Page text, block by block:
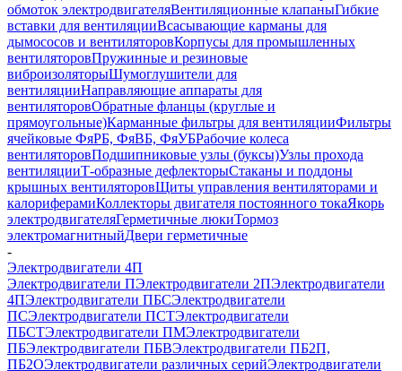
обмоток электродвигателяВентиляционные клапаныГибкие
вставки для вентиляцииВсасывающие карманы для
дымососов и вентиляторовКорпусы для промышленных
вентиляторовПружинные и резиновые
виброизоляторыШумоглушители для
вентиляцииНаправляющие аппараты для
вентиляторовОбратные фланцы (круглые и
прямоугольные)Карманные фильтры для вентиляцииФильтры
ячейковые ФяРБ, ФяВБ, ФяУБРабочие колеса
вентиляторовПодшипниковые узлы (буксы)Узлы прохода
вентиляцииТ-образные дефлекторыСтаканы и поддоны
крышных вентиляторовЩиты управления вентиляторами и
калориферамиКоллекторы двигателя постоянного токаЯкорь
электродвигателяГерметичные люкиТормоз
электромагнитныйДвери герметичные
-
Электродвигатели 4П
Электродвигатели ПЭлектродвигатели 2ПЭлектродвигатели
4ПЭлектродвигатели ПБСЭлектродвигатели
ПСЭлектродвигатели ПСТЭлектродвигатели
ПБСТЭлектродвигатели ПМЭлектродвигатели
ПБЭлектродвигатели ПБВЭлектродвигатели ПБ2П,
ПБ2ОЭлектродвигатели различных серийЭлектродвигатели